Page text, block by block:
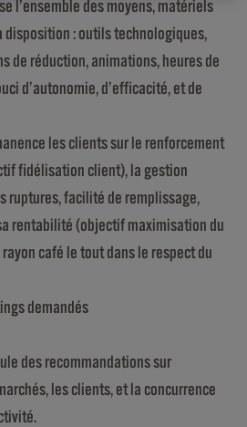
l’ensemble des moyens, matériels
disposition : outils technologiques,
de réduction, animations, heures de
d’autonomie, d’efficacité, et de
les clients sur le renforcement
fidélisation client), la gestion
ruptures, facilité de remplissage,
rentabilité (objectif maximisation du
rayon café le tout dans le respect du
demandés
des recommandations sur
les clients, et la concurrence